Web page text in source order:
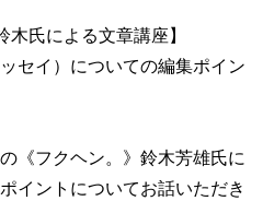
氏による文章講座】
セイ）についての編集ポイン
《フクヘン。》鈴木芳雄氏に
イントについてお話いただき